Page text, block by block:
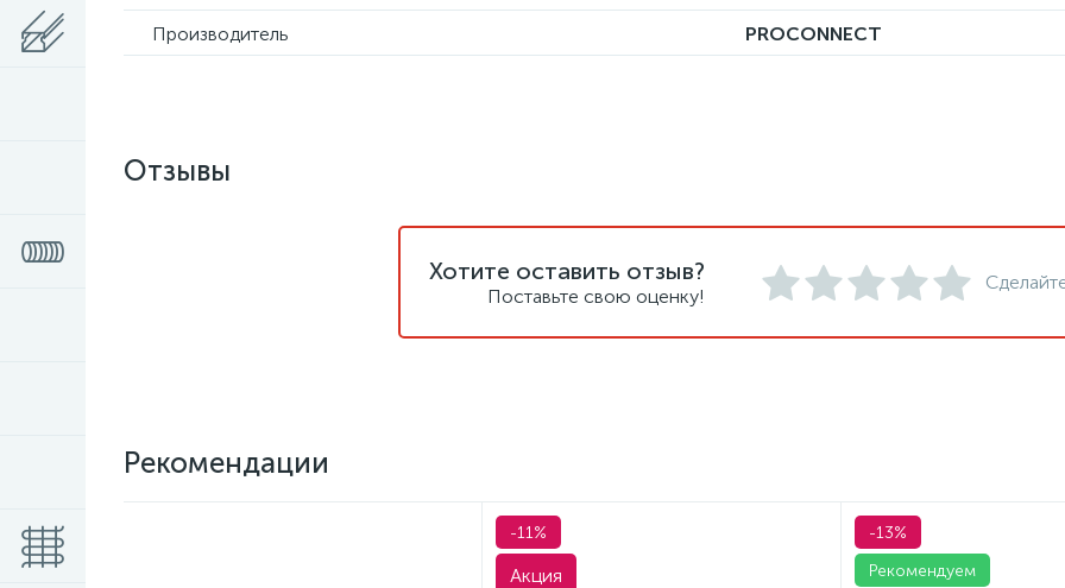
Производитель
PROCONNECT
Отзывы
Хотите оставить отзыв?
Поставьте свою оценку!
Рекомендации
-11%
Акция
-13%
Рекомендуем